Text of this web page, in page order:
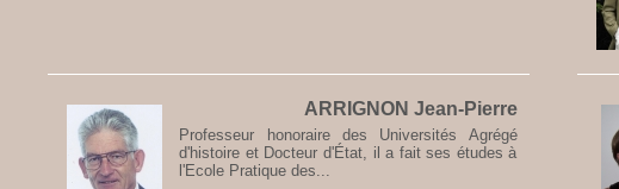
ARRIGNON Jean-Pierre
Professeur honoraire des Universités Agrégé
d'histoire et Docteur d'État, il a fait ses études à
l'Ecole Pratique des...